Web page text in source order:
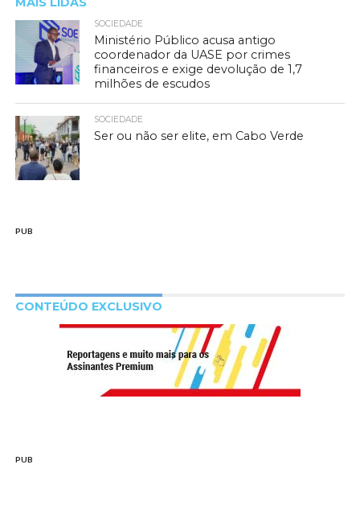
SOCIEDADE
Ministério Público acusa antigo
coordenador da UASE por crimes
financeiros e exige devolução de 1,7
milhões de escudos
SOCIEDADE
Ser ou não ser elite, em Cabo Verde
PUB
CONTEÚDO EXCLUSIVO
PUB